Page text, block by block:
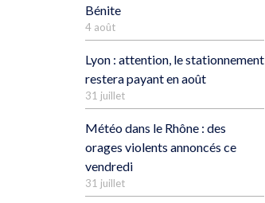
Bénite
4 août
Lyon : attention, le stationnement
restera payant en août
31 juillet
Météo dans le Rhône : des
orages violents annoncés ce
vendredi
31 juillet